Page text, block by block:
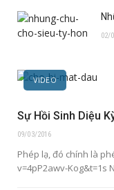
02/
VIDEO
Sự Hồi Sinh Diệu
09/03/2016
Phép lạ, đó chính là
v=4pP2awv-Kog&t=1s